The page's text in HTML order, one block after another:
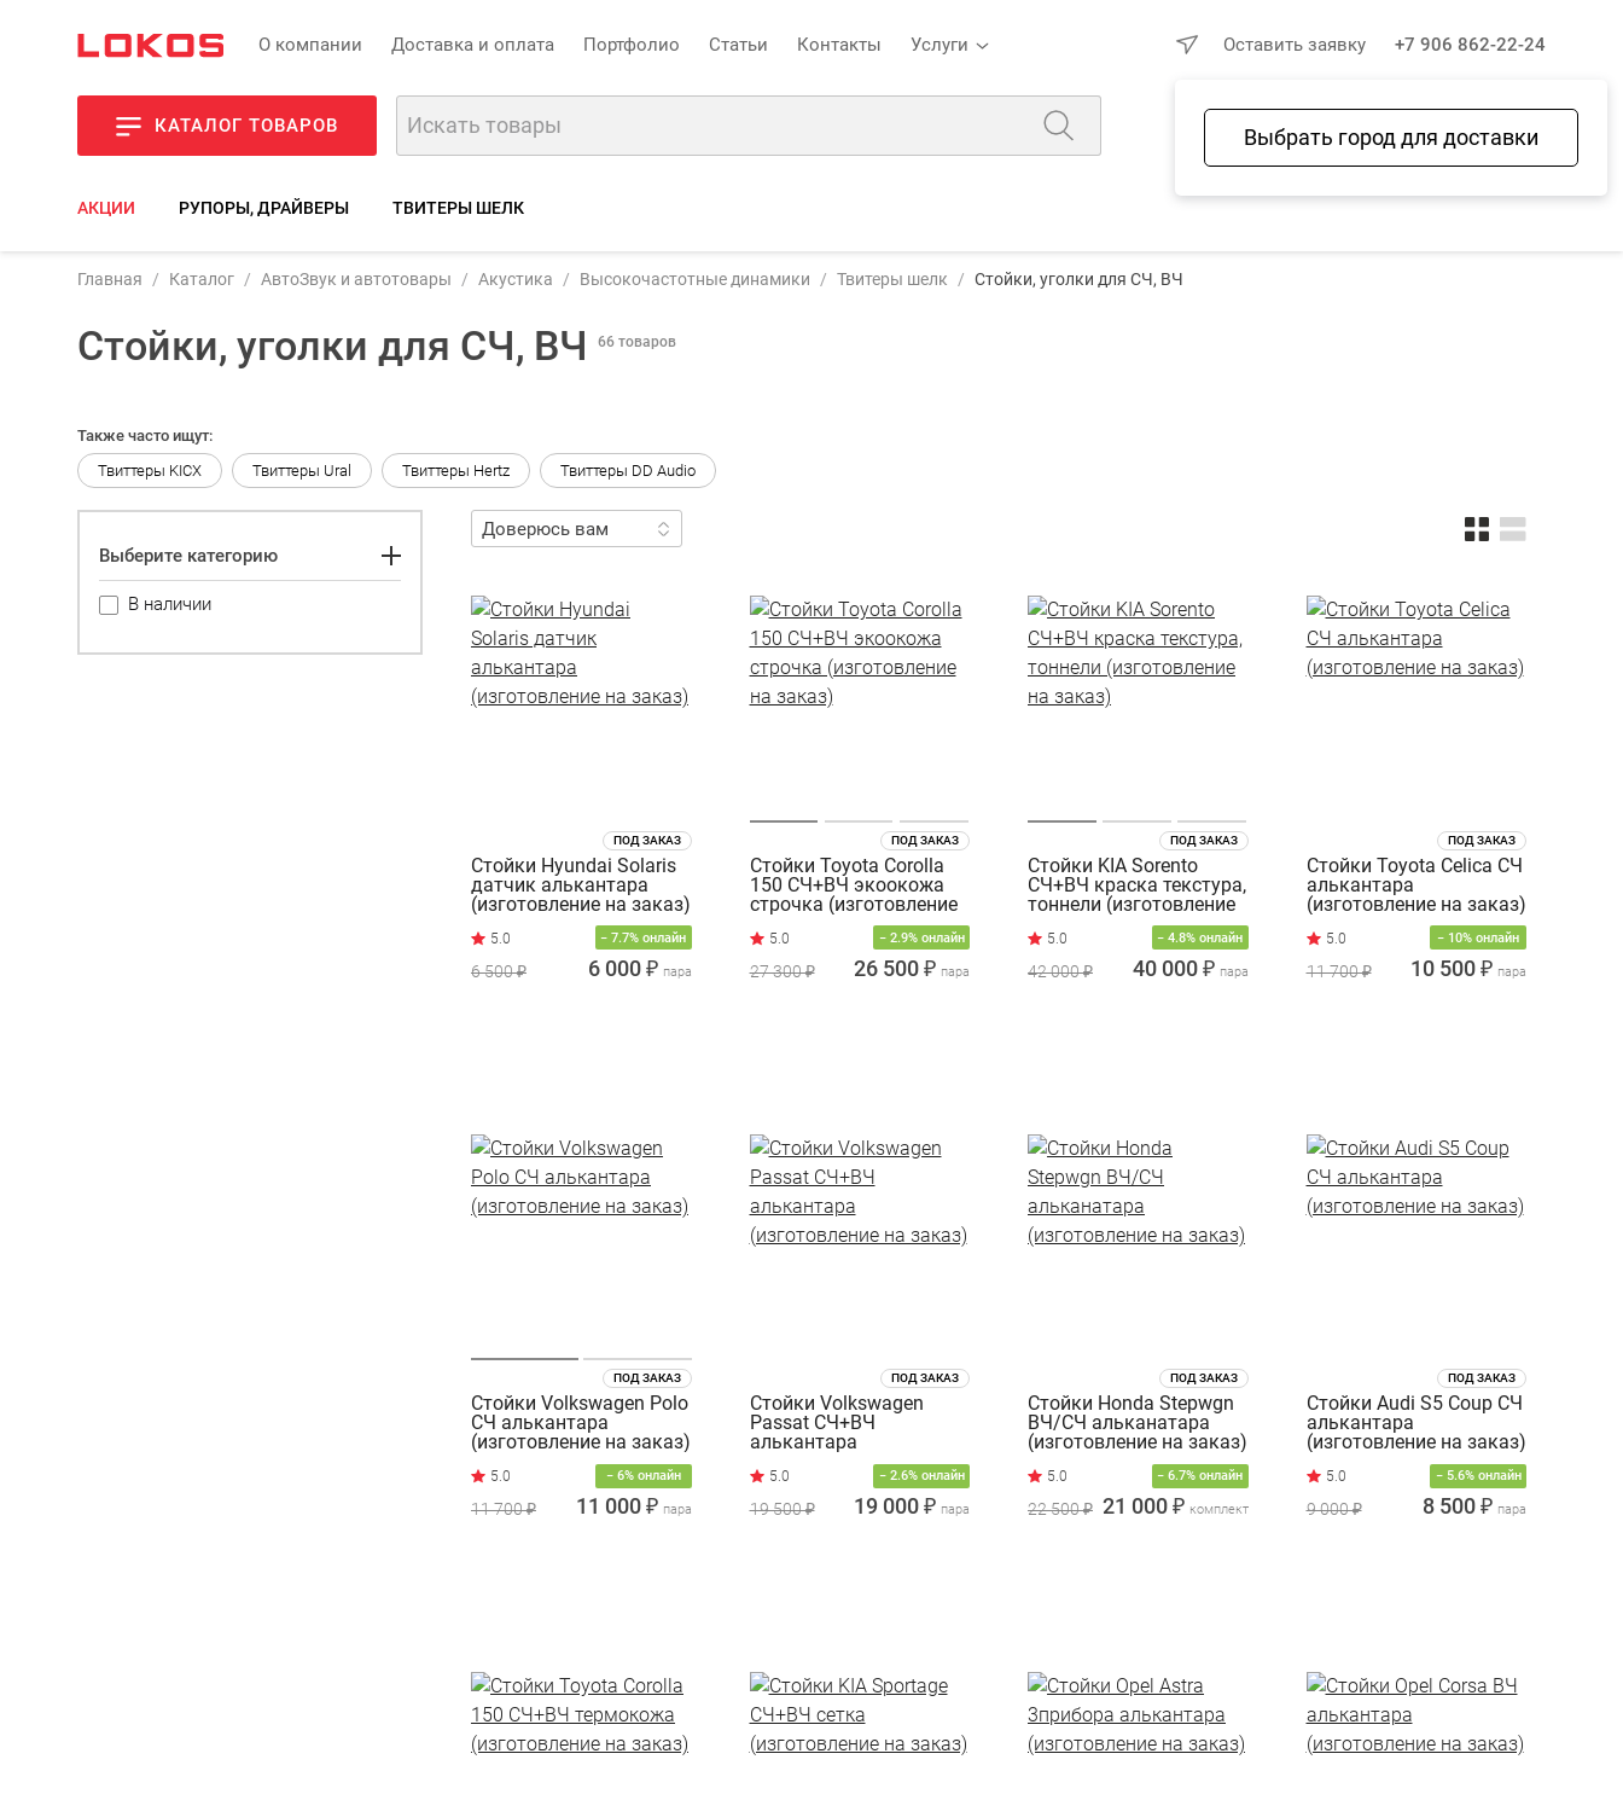
О компании Доставка и оплата Портфолио Статьи Контакты Услуги
Выбрать город для доставки
Оставить заявку +7 906 862-22-24
КАТАЛОГ ТОВАРОВ
Избранное Сравнение Корзина
АКЦИИ РУПОРЫ, ДРАЙВЕРЫ ТВИТЕРЫ ШЕЛК
Главная Каталог АвтоЗвук и автотовары Акустика Высокочастотные динамики Твитеры шелк Стойки, уголки для СЧ, ВЧ
Стойки, уголки для СЧ, ВЧ 66 товаров
Также часто ищут:
Твиттеры KICX
Твиттеры Ural Твиттеры Hertz Твиттеры DD Audio
Выберите категорию
В наличии
ПОД ЗАКАЗ
Стойки Hyundai Solaris
датчик алькантара
(изготовление на заказ)
− 7.7% онлайн
6 500 ₽ 6 000 ₽ пара
ПОД ЗАКАЗ
Стойки Toyota Corolla
150 СЧ+ВЧ экоокожа
строчка (изготовление
− 2.9% онлайн
27 300 ₽ 26 500 ₽ пара
ПОД ЗАКАЗ
Стойки KIA Sorento
СЧ+ВЧ краска текстура,
тоннели (изготовление
− 4.8% онлайн
42 000 ₽ 40 000 ₽ пара
ПОД ЗАКАЗ
Стойки Toyota Celica СЧ
алькантара
(изготовление на заказ)
− 10% онлайн
11 700 ₽ 10 500 ₽ пара
ПОД ЗАКАЗ
Стойки Volkswagen Polo
СЧ алькантара
(изготовление на заказ)
− 6% онлайн
11 700 ₽ 11 000 ₽ пара
ПОД ЗАКАЗ
Стойки Volkswagen
Passat СЧ+ВЧ
алькантара
(изготовление на заказ)
− 2.6% онлайн
19 500 ₽ 19 000 ₽ пара
ПОД ЗАКАЗ
Стойки Honda Stepwgn
ВЧ/СЧ альканатара
(изготовление на заказ)
− 6.7% онлайн
22 500 ₽ 21 000 ₽ комплект
ПОД ЗАКАЗ
Стойки Audi S5 Coup СЧ
алькантара
(изготовление на заказ)
− 5.6% онлайн
9 000 ₽ 8 500 ₽ пара